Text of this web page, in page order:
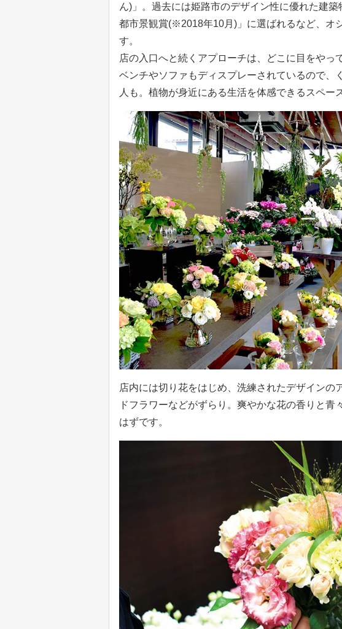
ん)」。過去には姫路市のデザイン性に優れた建
都市景観賞(※2018年10月)」に選ばれるなど、オ
す。
店の入口へと続くアプローチは、どこに目をやっ
ベンチやソファもディスプレーされているので、
人も。植物が身近にある生活を体感できるスペー
店内には切り花をはじめ、洗練されたデザインの
ドフラワーなどがずらり。爽やかな花の香りと青
はずです。